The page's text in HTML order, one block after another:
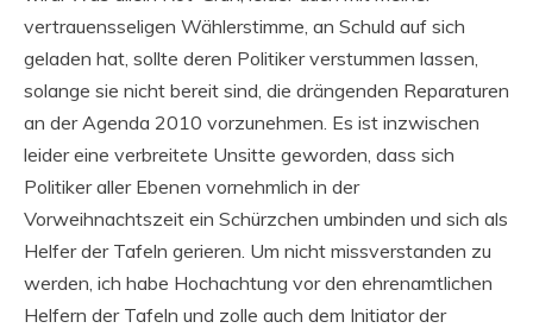
vertrauensseligen Wählerstimme, an Schuld auf sich
geladen hat, sollte deren Politiker verstummen lassen,
solange sie nicht bereit sind, die drängenden Reparaturen
an der Agenda 2010 vorzunehmen. Es ist inzwischen
leider eine verbreitete Unsitte geworden, dass sich
Politiker aller Ebenen vornehmlich in der
Vorweihnachtszeit ein Schürzchen umbinden und sich als
Helfer der Tafeln gerieren. Um nicht missverstanden zu
werden, ich habe Hochachtung vor den ehrenamtlichen
Helfern der Tafeln und zolle auch dem Initiator der